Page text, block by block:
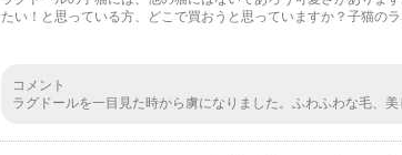
たい！と思っている方、どこで買おうと思っていますか？子猫の
コメント
ラグドールを一目見た時から虜になりました。ふわふわな毛、
でぬいぐるみのようですから。